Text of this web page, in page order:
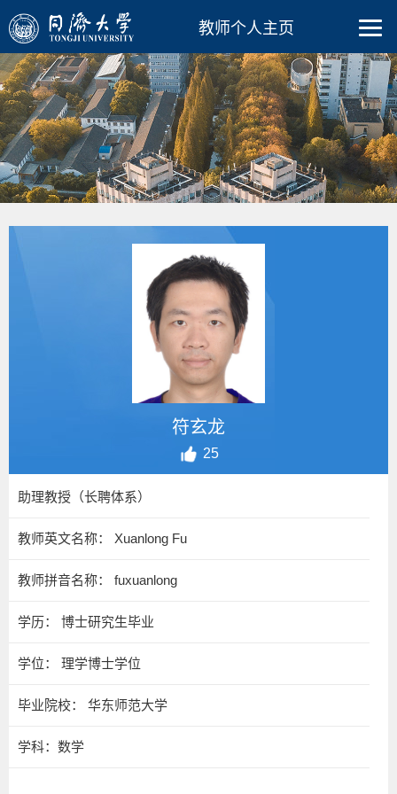
教师个人主页
符玄龙
25
助理教授（长聘体系）
教师英文名称： Xuanlong Fu
教师拼音名称： fuxuanlong
学历： 博士研究生毕业
学位： 理学博士学位
毕业院校： 华东师范大学
学科：数学